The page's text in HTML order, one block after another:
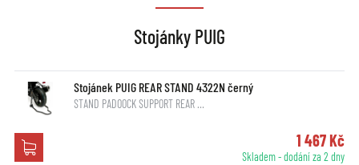
Stojánky PUIG
Stojánek PUIG REAR STAND 4322N černý
STAND PADOOCK SUPPORT REAR …
1 467 Kč
Skladem - dodání za 2 dny